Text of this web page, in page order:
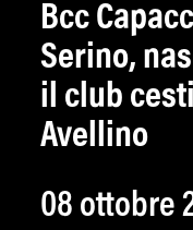
Bcc
Serino,
il club
Avellino
08 ottobre